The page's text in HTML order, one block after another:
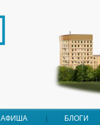
АФИША БЛОГИ